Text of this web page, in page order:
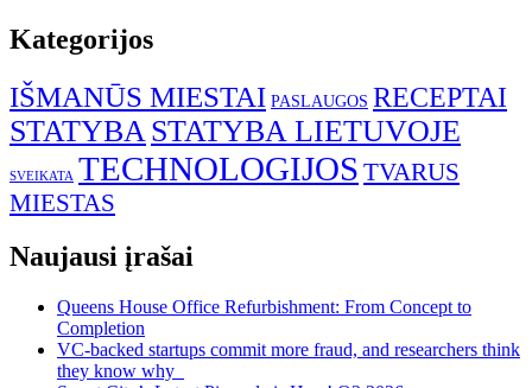
Kategorijos
IŠMANŪS MIESTAI PASLAUGOS RECEPTAI
STATYBA STATYBA LIETUVOJE
SVEIKATA TECHNOLOGIJOS TVARUS
MIESTAS
Naujausi įrašai
Queens House Office Refurbishment: From Concept to
Completion
VC-backed startups commit more fraud, and researchers think
they know why